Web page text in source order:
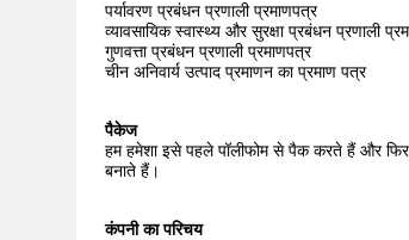
पर्यावरण प्रबंधन प्रणाली प्रमाणपत्र
व्यावसायिक स्वास्थ्य और सुरक्षा प्रबंधन प्रणाली
गुणवत्ता प्रबंधन प्रणाली प्रमाणपत्र
चीन अनिवार्य उत्पाद प्रमाणन का प्रमाण पत्र
पैकेज
हम हमेशा इसे पहले पॉलीफोम से पैक करते हैं और
बनाते हैं।
कंपनी का परिचय